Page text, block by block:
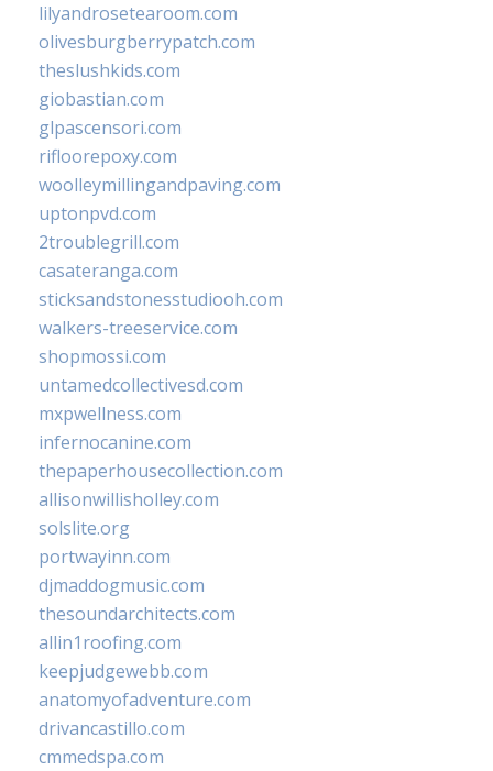
lilyandrosetearoom.com
olivesburgberrypatch.com
theslushkids.com
giobastian.com
glpascensori.com
rifloorepoxy.com
woolleymillingandpaving.com
uptonpvd.com
2troublegrill.com
casateranga.com
sticksandstonesstudiooh.com
walkers-treeservice.com
shopmossi.com
untamedcollectivesd.com
mxpwellness.com
infernocanine.com
thepaperhousecollection.com
allisonwillisholley.com
solslite.org
portwayinn.com
djmaddogmusic.com
thesoundarchitects.com
allin1roofing.com
keepjudgewebb.com
anatomyofadventure.com
drivancastillo.com
cmmedspa.com